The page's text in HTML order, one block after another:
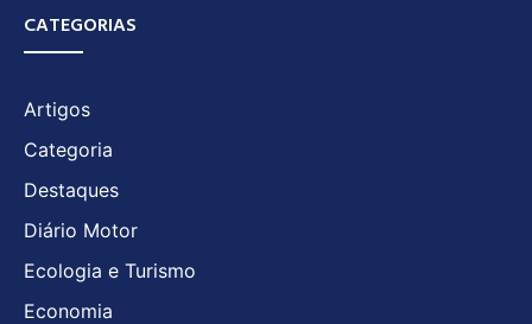
CATEGORIAS
Artigos
Categoria
Destaques
Diário Motor
Ecologia e Turismo
Economia